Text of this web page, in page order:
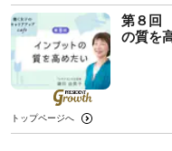
第８回
の質を
トップページへ